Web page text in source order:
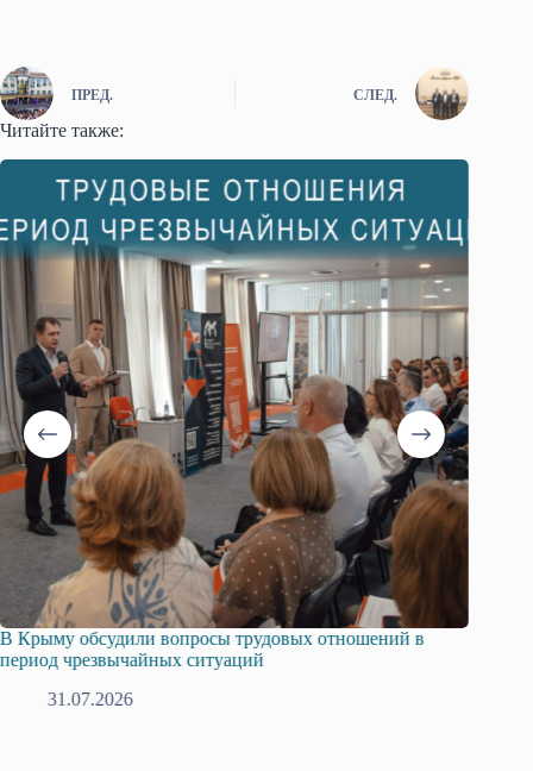
ПРЕД. СЛЕД.
Читайте также:
В Крыму обсудили вопросы трудовых отношений в
период чрезвычайных ситуаций
31.07.2026